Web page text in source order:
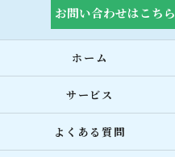
お問い合わせはこちら
ホーム
サービス
よくある質問